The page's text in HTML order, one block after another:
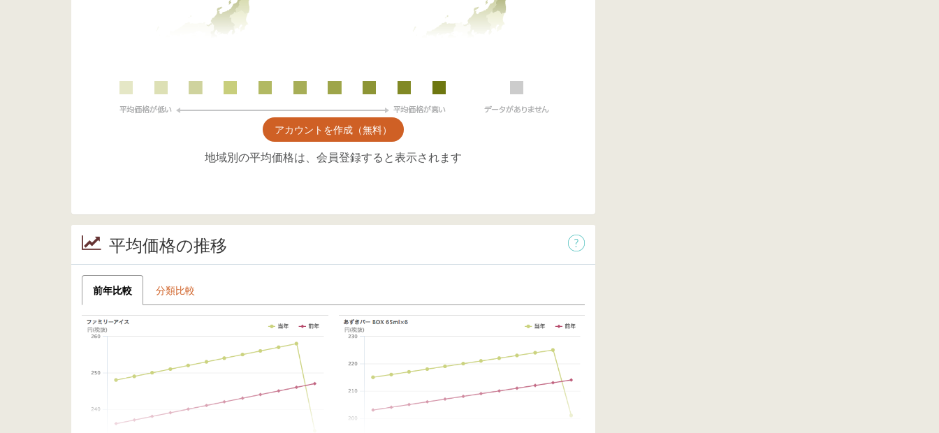
アカウントを作成（無料）
地域別の平均価格は、会員登録すると表示されます
平均価格の推移
前年比較 分類比較